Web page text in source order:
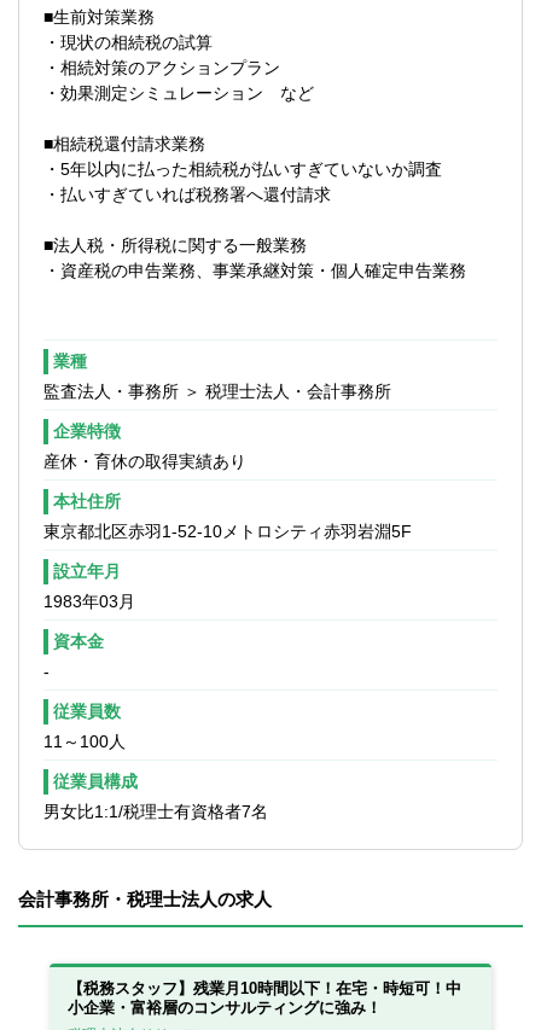
■生前対策業務
・現状の相続税の試算
・相続対策のアクションプラン
・効果測定シミュレーション など
■相続税還付請求業務
・5年以内に払った相続税が払いすぎていないか調査
・払いすぎていれば税務署へ還付請求
■法人税・所得税に関する一般業務
・資産税の申告業務、事業承継対策・個人確定申告業務
業種
監査法人・事務所 ＞ 税理士法人・会計事務所
企業特徴
産休・育休の取得実績あり
本社住所
東京都北区赤羽1-52-10メトロシティ赤羽岩淵5F
設立年月
1983年03月
資本金
-
従業員数
11～100人
従業員構成
男女比1:1/税理士有資格者7名
会計事務所・税理士法人の求人
【税務スタッフ】残業月10時間以下！在宅・時短可！中
小企業・富裕層のコンサルティングに強み！